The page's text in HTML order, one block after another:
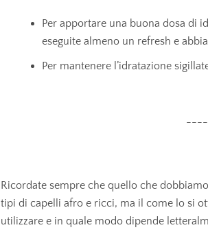
Per apportare una buona dosa di
eseguite almeno un refresh e
Per mantenere l’idratazione
Ricordate sempre che quello che
tipi di capelli afro e ricci, ma il come lo si
utilizzare e in quale modo dipende